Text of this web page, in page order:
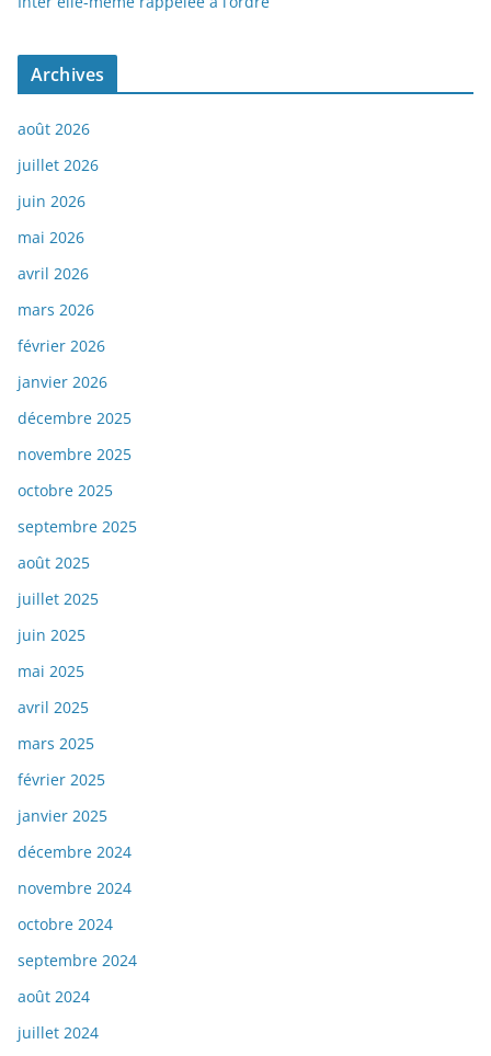
Archives
août 2026
juillet 2026
juin 2026
mai 2026
avril 2026
mars 2026
février 2026
janvier 2026
décembre 2025
novembre 2025
octobre 2025
septembre 2025
août 2025
juillet 2025
juin 2025
mai 2025
avril 2025
mars 2025
février 2025
janvier 2025
décembre 2024
novembre 2024
octobre 2024
septembre 2024
août 2024
juillet 2024